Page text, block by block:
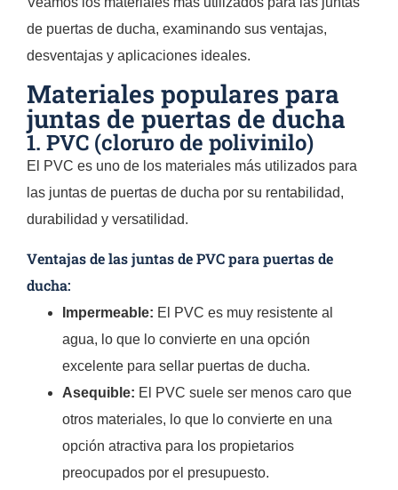
de puertas de ducha, examinando sus ventajas,
desventajas y aplicaciones ideales.
Materiales populares para
juntas de puertas de ducha
1. PVC (cloruro de polivinilo)
El PVC es uno de los materiales más utilizados para
las juntas de puertas de ducha por su rentabilidad,
durabilidad y versatilidad.
Ventajas de las juntas de PVC para puertas de
ducha:
Impermeable: El PVC es muy resistente al
agua, lo que lo convierte en una opción
excelente para sellar puertas de ducha.
Asequible: El PVC suele ser menos caro que
otros materiales, lo que lo convierte en una
opción atractiva para los propietarios
preocupados por el presupuesto.